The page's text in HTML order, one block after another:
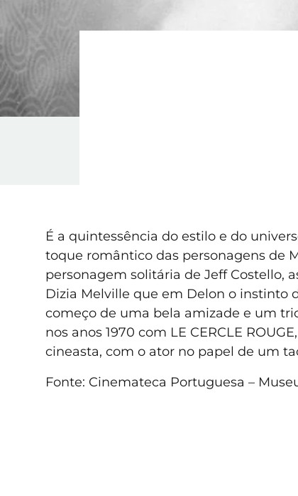
É a quintessência do estilo e do
toque romântico das personagens de
personagem solitária de Jeff Costello,
Dizia Melville que em Delon o instinto
começo de uma bela amizade e um
nos anos 1970 com LE CERCLE
cineasta, com o ator no papel de um
Fonte: Cinemateca Portuguesa –